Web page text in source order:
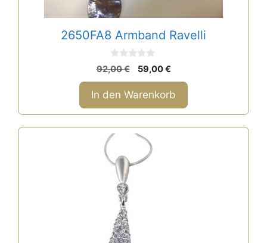
2650FA8 Armband Ravelli
0
v
o
5
92,00€
Ursprünglicher
Preis
war:
92,00 €
59,00€Aktueller
Preis
ist:
59,00 €.
In den Warenkorb